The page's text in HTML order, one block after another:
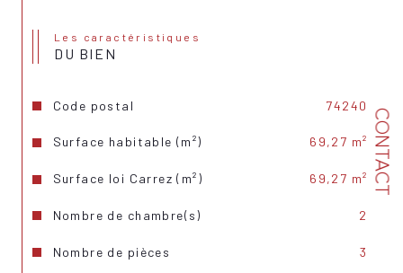
CONTACT
Les caractéristiques
DU BIEN
Code postal 74240
Surface habitable (m²) 69,27 m²
Surface loi Carrez (m²) 69,27 m²
Nombre de chambre(s) 2
Nombre de pièces 3